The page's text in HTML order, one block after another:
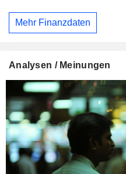
Mehr Finanzdaten
Analysen / Meinungen